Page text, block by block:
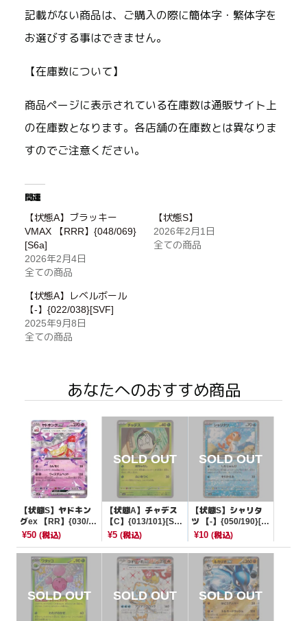
記載がない商品は、ご購入の際に簡体字・繁体字を
お選びする事はできません。
【在庫数について】
商品ページに表示されている在庫数は通販サイト上
の在庫数となります。各店舗の在庫数とは異なりま
すのでご注意ください。
関連
【状態A】ブラッキー
VMAX 【RRR】{048/069}
[S6a]
2026年2月4日
全ての商品
【状態S】
2026年2月1日
全ての商品
【状態A】レベルボール
【-】{022/038}[SVF]
2025年9月8日
全ての商品
あなたへのおすすめ商品
【状態S】ヤドキン
グex 【RR】{030/07
1}[SV2P]
¥50 (税込)
【状態A】チャデス
【C】{013/101}[SV
6]
¥5(税込)
【状態S】シャリタ
ツ 【-】{050/190}[S
V4a]
¥10 (税込)